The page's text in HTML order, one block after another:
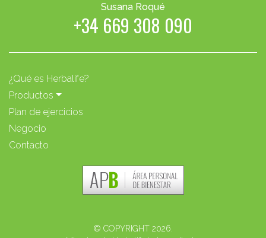
Susana Roqué
+34 669 308 090
¿Qué es Herbalife?
Productos
Plan de ejercicios
Negocio
Contacto
© COPYRIGHT 2026.